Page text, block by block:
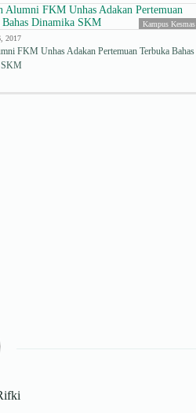
Kampus Kesmas
2017
FKM Unhas Adakan Pertemuan Terbuka Bahas
SKM